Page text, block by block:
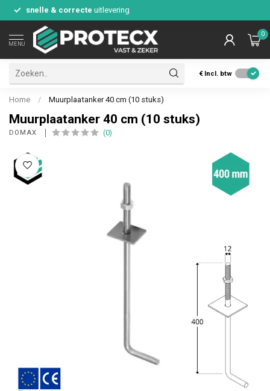
snelle & correcte uitlevering
MENU
0
€ Incl. btw
Home / Muurplaatanker 40 cm (10 stuks)
Muurplaatanker 40 cm (10 stuks)
DOMAX (0)